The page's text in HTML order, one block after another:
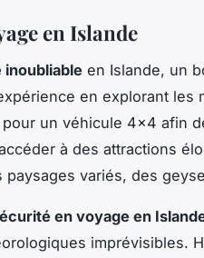
en Islande
inoubliable en Islande, un
en explorant les
un véhicule 4x4 afin
à des attractions
variés, des
en voyage en
imprévisibles.